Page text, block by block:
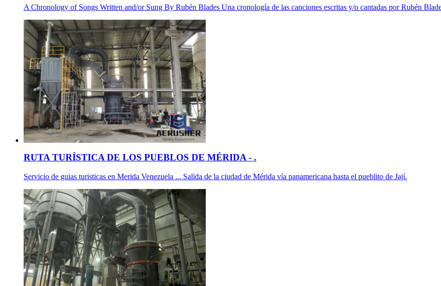
A Chronology of Songs Written and/or Sung By Rubén Blades Una cronología de las canciones escritas y/o cantadas por Rubén
RUTA TURÍSTICA DE LOS PUEBLOS DE MÉRIDA - .
Servicio de guias turisticas en Merida Venezuela ... Salida de la ciudad de Mérida vía panamericana hasta el pueblito de Jají.